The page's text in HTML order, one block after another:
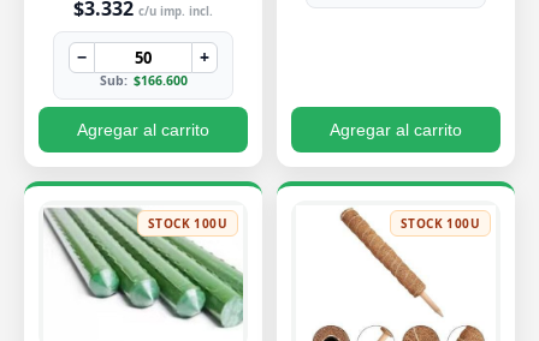
$3.332 c/u imp. incl.
− +
Sub: $166.600
Agregar al carrito Agregar al carrito
STOCK 100U STOCK 100U